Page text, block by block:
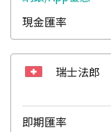
瑞士法郎